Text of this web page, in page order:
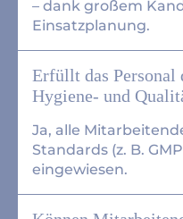
– dank großem
Einsatzplanung.
Erfüllt das Personal
Hygiene- und
Ja, alle
Standards (z. B.
eingewiesen.